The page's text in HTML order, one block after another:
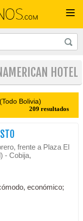
HOTEL
(Todo Bolivia)
209 resultados
frente a Plaza El
- Cobija,
económico;